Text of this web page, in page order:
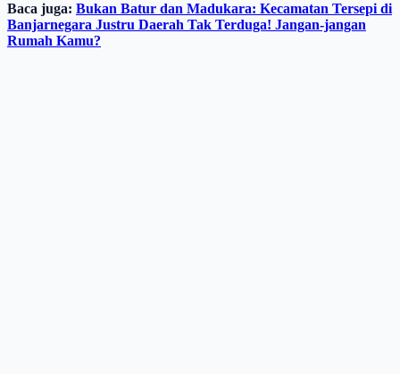
Baca juga: Bukan Batur dan Madukara: Kecamatan Tersepi di
Banjarnegara Justru Daerah Tak Terduga! Jangan-jangan
Rumah Kamu?